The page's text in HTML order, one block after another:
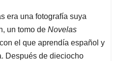
era una fotografía suya
un tomo de Novelas
el que aprendía español y
Después de dieciocho